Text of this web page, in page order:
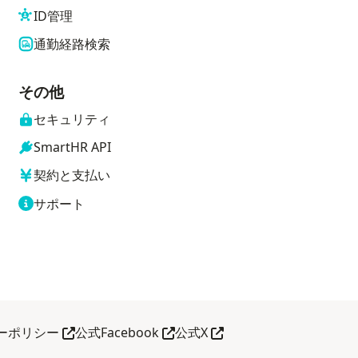
ID管理
通勤経路検索
その他
セキュリティ
SmartHR API
契約と支払い
サポート
ポリシー 別タブで開く
公式Facebook別タブで開く
公式X別タブで開く